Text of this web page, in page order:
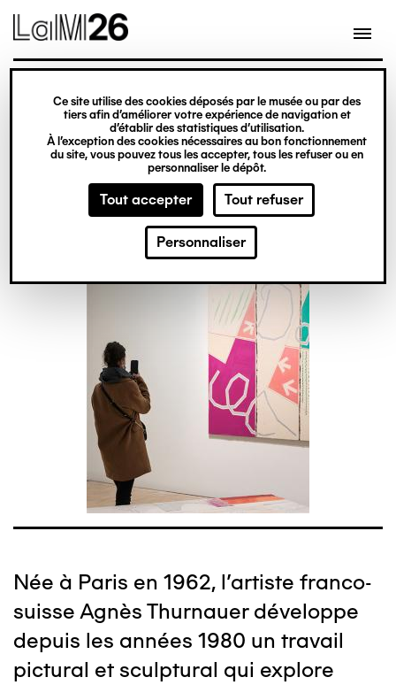
Gestion des cookies
Ce site utilise des cookies déposés par le musée ou par des
tiers afin d’améliorer votre expérience de navigation et
d’établir des statistiques d’utilisation.
À l’exception des cookies nécessaires au bon fonctionnement
du site, vous pouvez tous les accepter, tous les refuser ou en
personnaliser le dépôt.
Tout accepter Tout refuser
Personnaliser
Aller
au
contenu
principal
exposition
Agnès Thurnauer. A
comme Boa
Du 5 février
au 26 juin 2022
Née à Paris en 1962, l'artiste franco-
suisse Agnès Thurnauer développe
depuis les années 1980 un travail
pictural et sculptural qui explore